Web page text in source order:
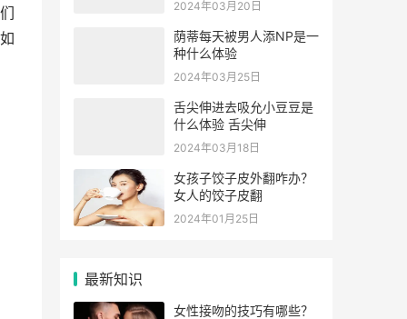
2024年03月20日
荫蒂每天被男人添NP是一
种什么体验
2024年03月25日
舌尖伸进去吸允小豆豆是
什么体验 舌尖伸
2024年03月18日
女孩子饺子皮外翻咋办？
女人的饺子皮翻
2024年01月25日
最新知识
女性接吻的技巧有哪些？